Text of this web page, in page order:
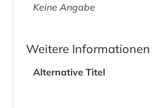
Keine Angabe
Weitere Informationen
Alternative Titel